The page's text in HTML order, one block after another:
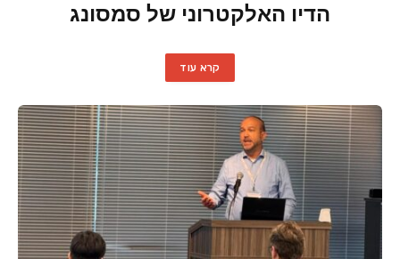
הדיו האלקטרוני של סמסונג
קרא עוד